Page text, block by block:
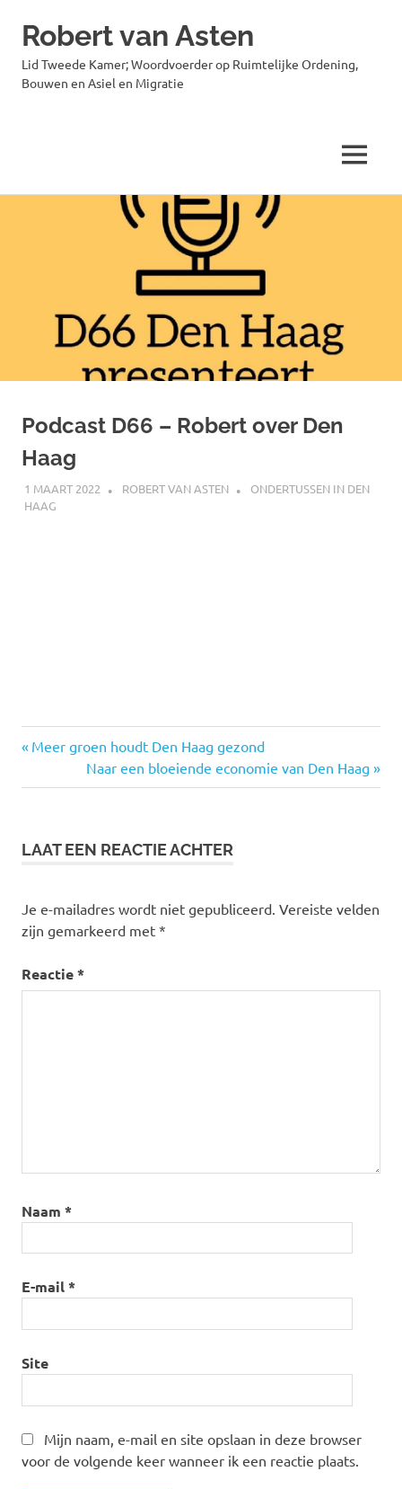
Robert van Asten
Lid Tweede Kamer; Woordvoerder op Ruimtelijke Ordening,
Bouwen en Asiel en Migratie
MENU
Podcast D66 – Robert over Den
Haag
1 MAART 2022 ROBERT VAN ASTEN
ONDERTUSSEN IN DEN
HAAG
Bericht
navigatie
Vorige
Meer groen houdt Den Haag gezond
Volgende
bericht:
Naar een bloeiende economie van Den Haag
LAAT EEN REACTIE ACHTER
Je e-mailadres wordt niet gepubliceerd. Vereiste velden
zijn gemarkeerd met *
Reactie*
Naam *
E-mail*
Site
Mijn naam, e-mail en site opslaan in deze browser
voor de volgende keer wanneer ik een reactie plaats.